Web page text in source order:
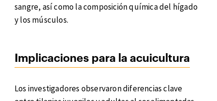
sangre, así como la composición química del hígado
y los músculos.
Implicaciones para la acuicultura
Los investigadores observaron diferencias clave